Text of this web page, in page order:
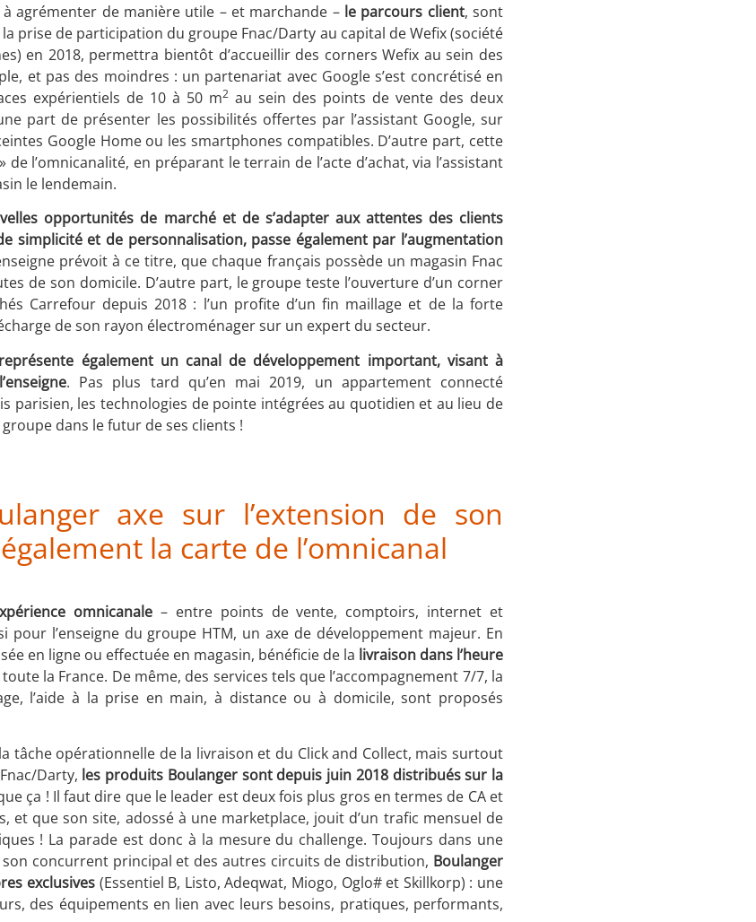
à agrémenter de manière utile – et marchande – le parcours client, sont
prise de participation du groupe Fnac/Darty au capital de Wefix (société
en 2018, permettra bientôt d’accueillir des corners Wefix au sein des
et pas des moindres : un partenariat avec Google s’est concrétisé en
expérientiels de 10 à 50 m2 au sein des points de vente des deux
part de présenter les possibilités offertes par l’assistant Google, sur
Google Home ou les smartphones compatibles. D’autre part, cette
l’omnicanalité, en préparant le terrain de l’acte d’achat, via l’assistant
le lendemain.
opportunités de marché et de s’adapter aux attentes des clients
simplicité et de personnalisation, passe également par l’augmentation
prévoit à ce titre, que chaque français possède un magasin Fnac
de son domicile. D’autre part, le groupe teste l’ouverture d’un corner
Carrefour depuis 2018 : l’un profite d’un fin maillage et de la forte
de son rayon électroménager sur un expert du secteur.
également un canal de développement important, visant à
. Pas plus tard qu’en mai 2019, un appartement connecté
parisien, les technologies de pointe intégrées au quotidien et au lieu de
dans le futur de ses clients !
axe sur l’extension de son
la carte de l’omnicanal
omnicanale – entre points de vente, comptoirs, internet et
pour l’enseigne du groupe HTM, un axe de développement majeur. En
en ligne ou effectuée en magasin, bénéficie de la livraison dans l’heure
la France. De même, des services tels que l’accompagnement 7/7, la
l’aide à la prise en main, à distance ou à domicile, sont proposés
tâche opérationnelle de la livraison et du Click and Collect, mais surtout
Darty, les produits Boulanger sont depuis juin 2018 distribués sur la
ça ! Il faut dire que le leader est deux fois plus gros en termes de CA et
et que son site, adossé à une marketplace, jouit d’un trafic mensuel de
! La parade est donc à la mesure du challenge. Toujours dans une
concurrent principal et des autres circuits de distribution, Boulanger
exclusives (Essentiel B, Listo, Adeqwat, Miogo, Oglo# et Skillkorp) : une
des équipements en lien avec leurs besoins, pratiques, performants,